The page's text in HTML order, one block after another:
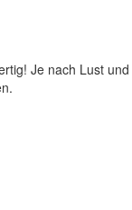
Je nach Lust